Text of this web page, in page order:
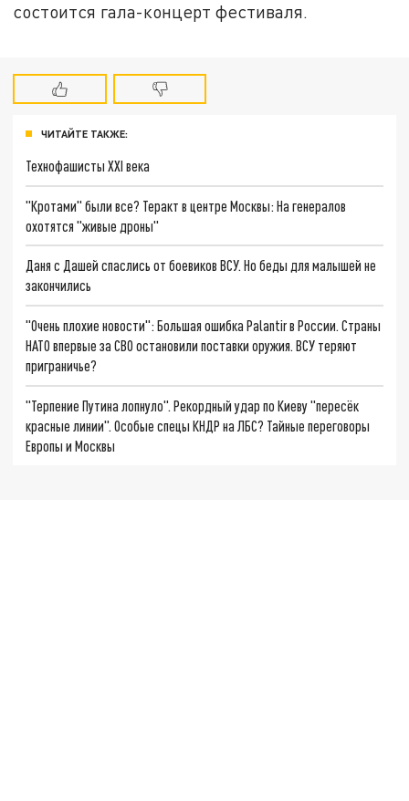
состоится гала-концерт фестиваля.
ЧИТАЙТЕ ТАКЖЕ:
Технофашисты XXI века
"Кротами" были все? Теракт в центре Москвы: На генералов
охотятся "живые дроны"
Даня с Дашей спаслись от боевиков ВСУ. Но беды для малышей не
закончились
"Очень плохие новости": Большая ошибка Palantir в России. Страны
НАТО впервые за СВО остановили поставки оружия. ВСУ теряют
приграничье?
"Терпение Путина лопнуло". Рекордный удар по Киеву "пересёк
красные линии". Особые спецы КНДР на ЛБС? Тайные переговоры
Европы и Москвы